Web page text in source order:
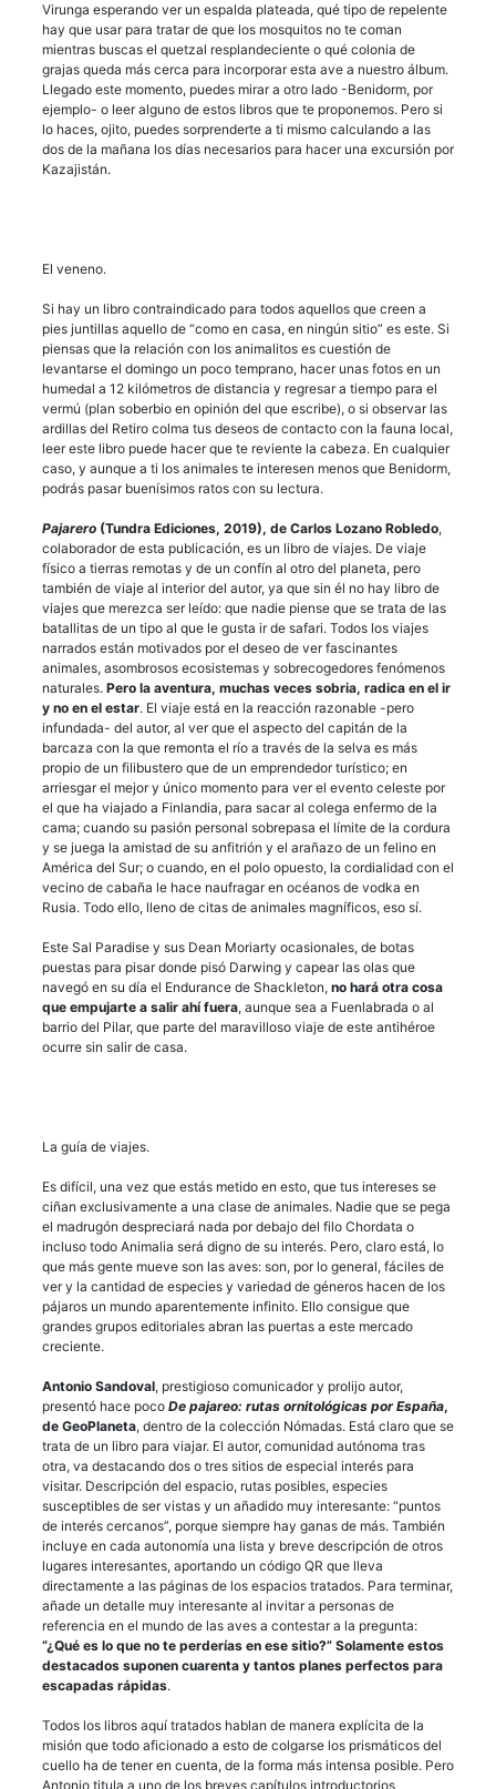
Virunga esperando ver un espalda plateada, qué tipo de repelente
hay que usar para tratar de que los mosquitos no te coman
mientras buscas el quetzal resplandeciente o qué colonia de
grajas queda más cerca para incorporar esta ave a nuestro álbum.
Llegado este momento, puedes mirar a otro lado -Benidorm, por
ejemplo- o leer alguno de estos libros que te proponemos. Pero si
lo haces, ojito, puedes sorprenderte a ti mismo calculando a las
dos de la mañana los días necesarios para hacer una excursión por
Kazajistán.
El veneno.
Si hay un libro contraindicado para todos aquellos que creen a
pies juntillas aquello de “como en casa, en ningún sitio” es este. Si
piensas que la relación con los animalitos es cuestión de
levantarse el domingo un poco temprano, hacer unas fotos en un
humedal a 12 kilómetros de distancia y regresar a tiempo para el
vermú (plan soberbio en opinión del que escribe), o si observar las
ardillas del Retiro colma tus deseos de contacto con la fauna local,
leer este libro puede hacer que te reviente la cabeza. En cualquier
caso, y aunque a ti los animales te interesen menos que Benidorm,
podrás pasar buenísimos ratos con su lectura.
Pajarero (Tundra Ediciones, 2019), de Carlos Lozano Robledo,
colaborador de esta publicación, es un libro de viajes. De viaje
físico a tierras remotas y de un confín al otro del planeta, pero
también de viaje al interior del autor, ya que sin él no hay libro de
viajes que merezca ser leído: que nadie piense que se trata de las
batallitas de un tipo al que le gusta ir de safari. Todos los viajes
narrados están motivados por el deseo de ver fascinantes
animales, asombrosos ecosistemas y sobrecogedores fenómenos
naturales. Pero la aventura, muchas veces sobria, radica en el ir
y no en el estar. El viaje está en la reacción razonable -pero
infundada- del autor, al ver que el aspecto del capitán de la
barcaza con la que remonta el río a través de la selva es más
propio de un filibustero que de un emprendedor turístico; en
arriesgar el mejor y único momento para ver el evento celeste por
el que ha viajado a Finlandia, para sacar al colega enfermo de la
cama; cuando su pasión personal sobrepasa el límite de la cordura
y se juega la amistad de su anfitrión y el arañazo de un felino en
América del Sur; o cuando, en el polo opuesto, la cordialidad con el
vecino de cabaña le hace naufragar en océanos de vodka en
Rusia. Todo ello, lleno de citas de animales magníficos, eso sí.
Este Sal Paradise y sus Dean Moriarty ocasionales, de botas
puestas para pisar donde pisó Darwing y capear las olas que
navegó en su día el Endurance de Shackleton, no hará otra cosa
que empujarte a salir ahí fuera, aunque sea a Fuenlabrada o al
barrio del Pilar, que parte del maravilloso viaje de este antihéroe
ocurre sin salir de casa.
La guía de viajes.
Es difícil, una vez que estás metido en esto, que tus intereses se
ciñan exclusivamente a una clase de animales. Nadie que se pega
el madrugón despreciará nada por debajo del filo Chordata o
incluso todo Animalia será digno de su interés. Pero, claro está, lo
que más gente mueve son las aves: son, por lo general, fáciles de
ver y la cantidad de especies y variedad de géneros hacen de los
pájaros un mundo aparentemente infinito. Ello consigue que
grandes grupos editoriales abran las puertas a este mercado
creciente.
Antonio Sandoval, prestigioso comunicador y prolijo autor,
presentó hace poco De pajareo: rutas ornitológicas por España,
de GeoPlaneta, dentro de la colección Nómadas. Está claro que se
trata de un libro para viajar. El autor, comunidad autónoma tras
otra, va destacando dos o tres sitios de especial interés para
visitar. Descripción del espacio, rutas posibles, especies
susceptibles de ser vistas y un añadido muy interesante: “puntos
de interés cercanos”, porque siempre hay ganas de más. También
incluye en cada autonomía una lista y breve descripción de otros
lugares interesantes, aportando un código QR que lleva
directamente a las páginas de los espacios tratados. Para terminar,
añade un detalle muy interesante al invitar a personas de
referencia en el mundo de las aves a contestar a la pregunta:
“¿Qué es lo que no te perderías en ese sitio?” Solamente estos
destacados suponen cuarenta y tantos planes perfectos para
escapadas rápidas.
Todos los libros aquí tratados hablan de manera explícita de la
misión que todo aficionado a esto de colgarse los prismáticos del
cuello ha de tener en cuenta, de la forma más intensa posible. Pero
Antonio titula a uno de los breves capítulos introductorios